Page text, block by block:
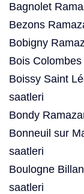
Bagnolet
Bezons
Bobigny
Bois
Boissy Saint
saatleri
Bondy
Bonneuil sur
saatleri
Boulogne
saatleri